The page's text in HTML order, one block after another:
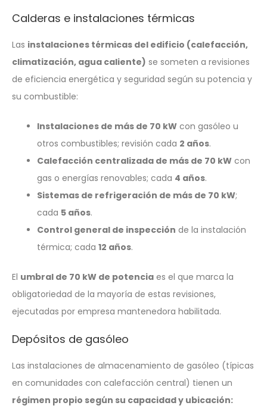
Calderas e instalaciones térmicas
Las instalaciones térmicas del edificio (calefacción,
climatización, agua caliente) se someten a revisiones
de eficiencia energética y seguridad según su potencia y
su combustible:
Instalaciones de más de 70 kW con gasóleo u
otros combustibles; revisión cada 2 años.
Calefacción centralizada de más de 70 kW con
gas o energías renovables; cada 4 años.
Sistemas de refrigeración de más de 70 kW;
cada 5 años.
Control general de inspección de la instalación
térmica; cada 12 años.
El umbral de 70 kW de potencia es el que marca la
obligatoriedad de la mayoría de estas revisiones,
ejecutadas por empresa mantenedora habilitada.
Depósitos de gasóleo
Las instalaciones de almacenamiento de gasóleo (típicas
en comunidades con calefacción central) tienen un
régimen propio según su capacidad y ubicación: